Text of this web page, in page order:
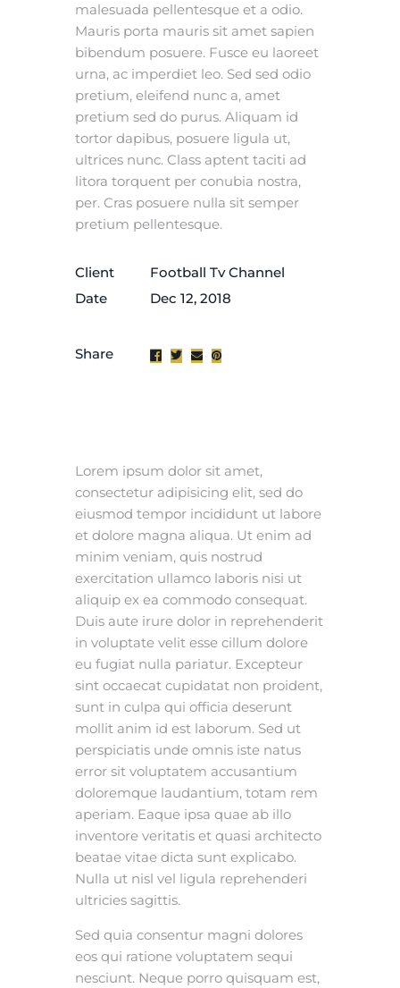
malesuada pellentesque et a odio.
Mauris porta mauris sit amet sapien
bibendum posuere. Fusce eu laoreet
urna, ac imperdiet leo. Sed sed odio
pretium, eleifend nunc a, amet
pretium sed do purus. Aliquam id
tortor dapibus, posuere ligula ut,
ultrices nunc. Class aptent taciti ad
litora torquent per conubia nostra,
per. Cras posuere nulla sit semper
pretium pellentesque.
Client
Football Tv Channel
Date
Dec 12, 2018
Share
Lorem ipsum dolor sit amet,
consectetur adipisicing elit, sed do
eiusmod tempor incididunt ut labore
et dolore magna aliqua. Ut enim ad
minim veniam, quis nostrud
exercitation ullamco laboris nisi ut
aliquip ex ea commodo consequat.
Duis aute irure dolor in reprehenderit
in voluptate velit esse cillum dolore
eu fugiat nulla pariatur. Excepteur
sint occaecat cupidatat non proident,
sunt in culpa qui officia deserunt
mollit anim id est laborum. Sed ut
perspiciatis unde omnis iste natus
error sit voluptatem accusantium
doloremque laudantium, totam rem
aperiam. Eaque ipsa quae ab illo
inventore veritatis et quasi architecto
beatae vitae dicta sunt explicabo.
Nulla ut nisl vel ligula reprehenderi
ultricies sagittis.
Sed quia consentur magni dolores
eos qui ratione voluptatem sequi
nesciunt. Neque porro quisquam est,